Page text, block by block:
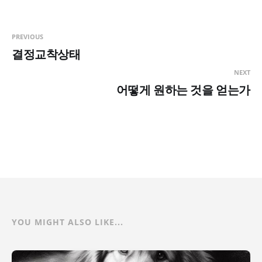
PREVIOUS
결정교착상태
NEXT
어떻게 원하는 것을 얻는가
YOU MIGHT ALSO LIKE...